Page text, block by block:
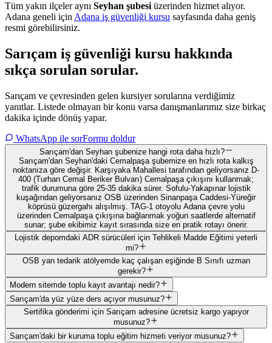
Tüm yakın ilçeler aynı Seyhan şubesi üzerinden hizmet alıyor.
Adana geneli için Adana iş güvenliği kursu sayfasında daha geniş
resmi görebilirsiniz.
Sarıçam iş güvenliği kursu hakkında
sıkça sorulan sorular.
Sarıçam ve çevresinden gelen kursiyer sorularına verdiğimiz
yanıtlar. Listede olmayan bir konu varsa danışmanlarımız size birkaç
dakika içinde dönüş yapar.
WhatsApp ile sorFormu doldur
Sarıçam'dan Seyhan şubenize hangi rota daha hızlı?
Sarıçam'dan Seyhan'daki Cemalpaşa şubemize en hızlı rota kalkış
noktanıza göre değişir. Karşıyaka Mahallesi tarafından geliyorsanız D-
400 (Turhan Cemal Beriker Bulvarı) Cemalpaşa çıkışını kullanmak;
trafik durumuna göre 25-35 dakika sürer. Sofulu-Yakapınar lojistik
kuşağından geliyorsanız OSB üzerinden Sinanpaşa Caddesi-Yüreğir
köprüsü güzergahı alışılmış. TAG-1 otoyolu Adana çevre yolu
üzerinden Cemalpaşa çıkışına bağlanmak yoğun saatlerde alternatif
sunar; şube ekibimiz kayıt sırasında size en pratik rotayı önerir.
Lojistik depomdaki ADR sürücüleri için Tehlikeli Madde Eğitimi yeterli
mi?
OSB yan tedarik atölyemde kaç çalışan eşiğinde B Sınıfı uzman
gerekir?
Modern sitemde toplu kayıt avantajı nedir?
Sarıçam'da yüz yüze ders açıyor musunuz?
Sertifika gönderimi için Sarıçam adresine ücretsiz kargo yapıyor
musunuz?
Sarıçam'daki bir kuruma toplu eğitim hizmeti veriyor musunuz?